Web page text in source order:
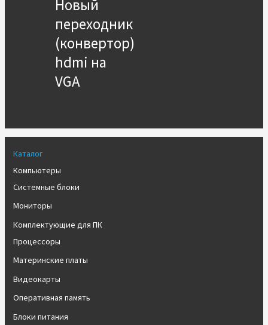
Каталог
Компьютеры
Системные блоки
Мониторы
Комплектующие для ПК
Процессоры
Материнские платы
Видеокарты
Оперативная память
Блоки питания
Новый
переходник
(конвертор)
hdmi на
VGA